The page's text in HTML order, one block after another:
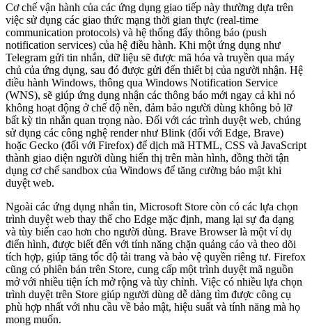
Cơ chế vận hành của các ứng dụng giao tiếp này thường dựa trên
việc sử dụng các giao thức mạng thời gian thực (real-time
communication protocols) và hệ thống đẩy thông báo (push
notification services) của hệ điều hành. Khi một ứng dụng như
Telegram gửi tin nhắn, dữ liệu sẽ được mã hóa và truyền qua máy
chủ của ứng dụng, sau đó được gửi đến thiết bị của người nhận. Hệ
điều hành Windows, thông qua Windows Notification Service
(WNS), sẽ giúp ứng dụng nhận các thông báo mới ngay cả khi nó
không hoạt động ở chế độ nền, đảm bảo người dùng không bỏ lỡ
bất kỳ tin nhắn quan trọng nào. Đối với các trình duyệt web, chúng
sử dụng các công nghệ render như Blink (đối với Edge, Brave)
hoặc Gecko (đối với Firefox) để dịch mã HTML, CSS và JavaScript
thành giao diện người dùng hiển thị trên màn hình, đồng thời tận
dụng cơ chế sandbox của Windows để tăng cường bảo mật khi
duyệt web.
Ngoài các ứng dụng nhắn tin, Microsoft Store còn có các lựa chọn
trình duyệt web thay thế cho Edge mặc định, mang lại sự đa dạng
và tùy biến cao hơn cho người dùng. Brave Browser là một ví dụ
điển hình, được biết đến với tính năng chặn quảng cáo và theo dõi
tích hợp, giúp tăng tốc độ tải trang và bảo vệ quyền riêng tư. Firefox
cũng có phiên bản trên Store, cung cấp một trình duyệt mã nguồn
mở với nhiều tiện ích mở rộng và tùy chỉnh. Việc có nhiều lựa chọn
trình duyệt trên Store giúp người dùng dễ dàng tìm được công cụ
phù hợp nhất với nhu cầu về bảo mật, hiệu suất và tính năng mà họ
mong muốn.